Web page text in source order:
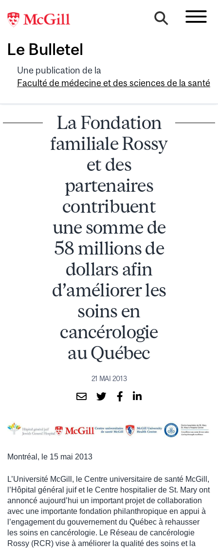
Le Bulletel
Une publication de la
Faculté de médecine et des sciences de la santé
La Fondation
familiale Rossy
et des
partenaires
contribuent
une somme de
58 millions de
dollars afin
d’améliorer les
soins en
cancérologie
au Québec
21 MAI 2013
Montréal, le 15 mai 2013
L’Université McGill, le Centre universitaire de santé McGill,
l’Hôpital général juif et le Centre hospitalier de St. Mary ont
annoncé aujourd’hui un important projet de collaboration
avec une importante fondation philanthropique en appui à
l’engagement du gouvernement du Québec à rehausser
les soins en cancérologie. Le Réseau de cancérologie
Rossy (RCR) vise à améliorer la qualité des soins et la